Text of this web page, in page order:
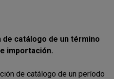
catálogo de un término
importación.
de catálogo de un período